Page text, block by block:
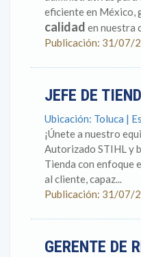
eficiente en México,
calidad en nuestra
Publicación: 31/07/
JEFE DE
Ubicación: Toluca |
¡Únete a nuestro
Autorizado STIHL y
Tienda con enfoque
al cliente, capaz...
Publicación: 31/07/
GERENTE DE